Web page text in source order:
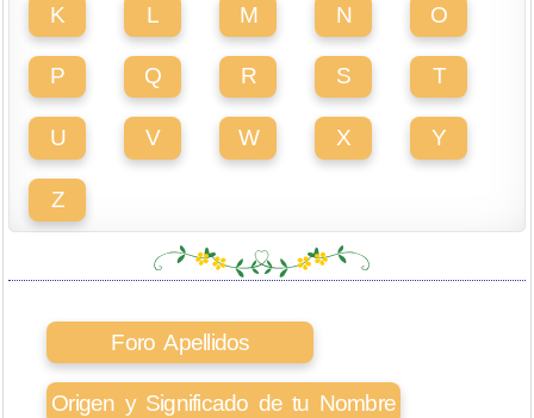
K L M N O
P Q R S T
U V W X Y
Z
Foro Apellidos
Origen y Significado de tu Nombre